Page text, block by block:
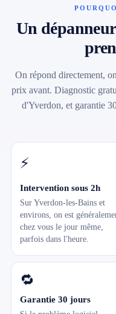
Un
On répond directement,
prix avant. Diagnostic
d'Yverdon, et garantie
⚡
Intervention sous 2h
Sur Yverdon-les-Bains et
environs, on est
chez vous le jour même,
parfois dans l'heure.
🔁
Garantie 30 jours